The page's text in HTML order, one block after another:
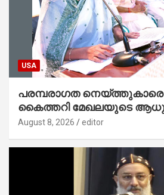
USA
പരമ്പരാഗത നെയ്ത്തുകാരെ
കൈത്തറി മേഖലയുടെ
സാധ്യമാക്കും : ഡെപ്യൂട്ടി
August 8, 2026 editor